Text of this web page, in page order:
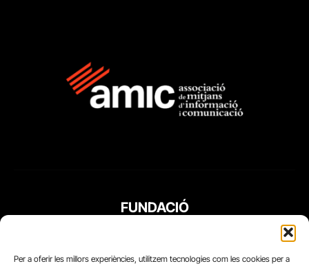
Per a oferir les millors experiències, utilitzem tecnologies com les cookies per a
FUNDACIÓ